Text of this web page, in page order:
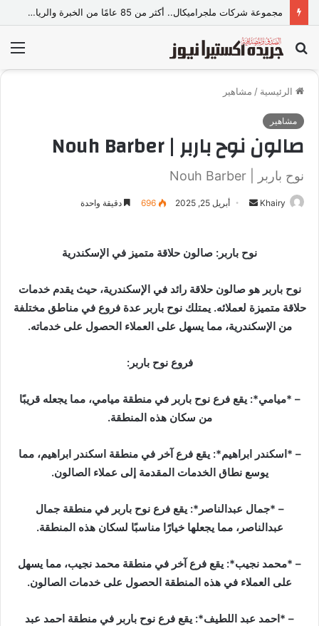
مجموعة شركات ملجراميكال.. أكثر من 85 عامًا من الخبرة والريادة في صناعة وتجارة الموازين
بحث
عن
الرئيسية / مشاهير
مشاهير
صالون نوح باربر | Nouh Barber
نوح باربر | Nouh Barber
Khairy
ل
ر
د
ن
ي
أبريل 25, 2025 696 دقيقة واحدة
نوح باربر: صالون حلاقة متميز في الإسكندرية
نوح باربر هو صالون حلاقة رائد في الإسكندرية، حيث يقدم خدمات
حلاقة متميزة لعملائه. يمتلك نوح باربر عدة فروع في مناطق مختلفة
من الإسكندرية، مما يسهل على العملاء الحصول على خدماته.
فروع نوح باربر:
– *ميامي*: يقع فرع نوح باربر في منطقة ميامي، مما يجعله قريبًا
من سكان هذه المنطقة.
– *اسكندر ابراهيم*: يقع فرع آخر في منطقة اسكندر ابراهيم، مما
يوسع نطاق الخدمات المقدمة إلى عملاء الصالون.
– *جمال عبدالناصر*: يقع فرع نوح باربر في منطقة جمال
عبدالناصر، مما يجعلها خيارًا مناسبًا لسكان هذه المنطقة.
– *محمد نجيب*: يقع فرع آخر في منطقة محمد نجيب، مما يسهل
على العملاء في هذه المنطقة الحصول على خدمات الصالون.
– *احمد عبد اللطيف*: يقع فرع نوح باربر في منطقة احمد عبد